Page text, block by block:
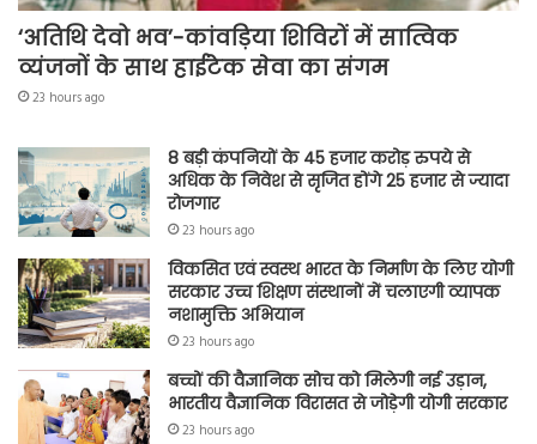
‘अतिथि देवो भव’-कांवड़िया शिविरों में सात्विक
व्यंजनों के साथ हाईटेक सेवा का संगम
23 hours ago
8 बड़ी कंपनियों के 45 हजार करोड़ रुपये से
अधिक के निवेश से सृजित होंगे 25 हजार से ज्यादा
रोजगार
23 hours ago
विकसित एवं स्वस्थ भारत के निर्माण के लिए योगी
सरकार उच्च शिक्षण संस्थानों में चलाएगी व्यापक
नशामुक्ति अभियान
23 hours ago
बच्चों की वैज्ञानिक सोच को मिलेगी नई उड़ान,
भारतीय वैज्ञानिक विरासत से जोड़ेगी योगी सरकार
23 hours ago